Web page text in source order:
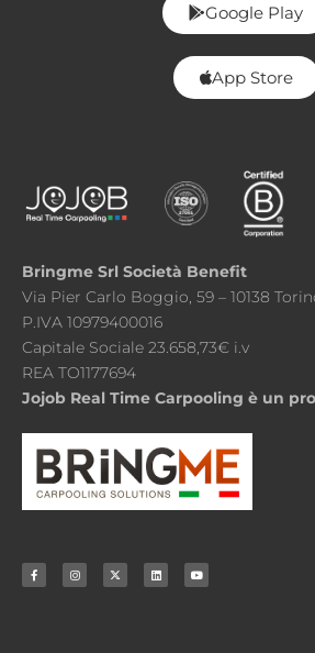
Google Play
App Store
Bringme Srl Società Benefit
Via Pier Carlo Boggio, 59 – 10138
P.IVA 10979400016
Capitale Sociale 23.658,73€ i.v
REA TO1177694
Jojob Real Time Carpooling è un